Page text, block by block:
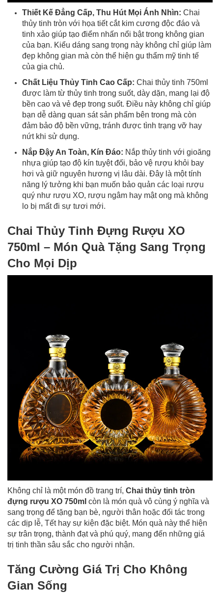
Thiết Kế Đẳng Cấp, Thu Hút Mọi Ánh Nhìn: Chai
thủy tinh tròn với họa tiết cắt kim cương độc đáo và
tinh xảo giúp tạo điểm nhấn nổi bật trong không gian
của bạn. Kiểu dáng sang trọng này không chỉ giúp làm
đẹp không gian mà còn thể hiện gu thẩm mỹ tinh tế
của gia chủ.
Chất Liệu Thủy Tinh Cao Cấp: Chai thủy tinh 750ml
được làm từ thủy tinh trong suốt, dày dặn, mang lại độ
bền cao và vẻ đẹp trong suốt. Điều này không chỉ giúp
bạn dễ dàng quan sát sản phẩm bên trong mà còn
đảm bảo độ bền vững, tránh được tình trạng vỡ hay
nứt khi sử dụng.
Nắp Đậy An Toàn, Kín Đáo: Nắp thủy tinh với gioăng
nhựa giúp tạo độ kín tuyệt đối, bảo vệ rượu khỏi bay
hơi và giữ nguyên hương vị lâu dài. Đây là một tính
năng lý tưởng khi bạn muốn bảo quản các loại rượu
quý như rượu XO, rượu ngâm hay mật ong mà không
lo bị mất đi sự tươi mới.
Chai Thủy Tinh Đựng Rượu XO
750ml – Món Quà Tặng Sang Trọng
Cho Mọi Dịp
Không chỉ là một món đồ trang trí, Chai thủy tinh tròn
đựng rượu XO 750ml còn là món quà vô cùng ý nghĩa và
sang trọng để tặng bạn bè, người thân hoặc đối tác trong
các dịp lễ, Tết hay sự kiện đặc biệt. Món quà này thể hiện
sự trân trọng, thành đạt và phú quý, mang đến những giá
trị tinh thần sâu sắc cho người nhận.
Tăng Cường Giá Trị Cho Không
Gian Sống